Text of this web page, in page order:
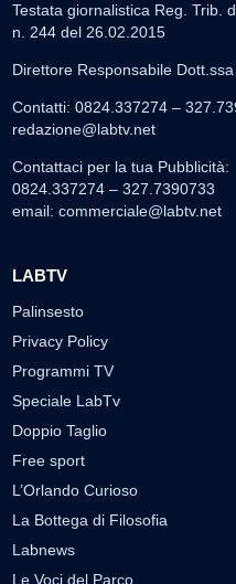
Testata giornalistica Reg. Trib.
n. 244 del 26.02.2015
Direttore Responsabile
Contatti: 0824.337274 –
redazione@labtv.net
Contattaci per la tua Pubblicità:
0824.337274 – 327.7390733
email: commerciale@labtv.net
LABTV
Palinsesto
Privacy Policy
Programmi TV
Speciale LabTv
Doppio Taglio
Free sport
L’Orlando Curioso
La Bottega di Filosofia
Labnews
Le Voci del Parco